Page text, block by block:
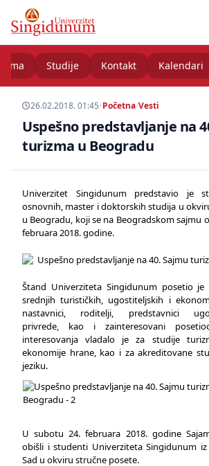
Studije Kontakt Kalendari
26.02.2018. 01:45•Početna/Vesti
Uspešno predstavljanje na
turizma u Beogradu
Univerzitet Singidunum predstavio je
osnovnih, master i doktorskih studija u
u Beogradu, koji se na Beogradskom sajmu
februara 2018. godine.
Štand Univerziteta Singidunum posetio
srednjih turističkih, ugostiteljskih i
nastavnici, roditelji, predstavnici
privrede, kao i zainteresovani
interesovanja vladalo je za studije
ekonomije hrane, kao i za akreditovane
jeziku.
U subotu 24. februara 2018. godine
obišli i studenti Univerziteta Singidunum
Sad u okviru stručne posete.